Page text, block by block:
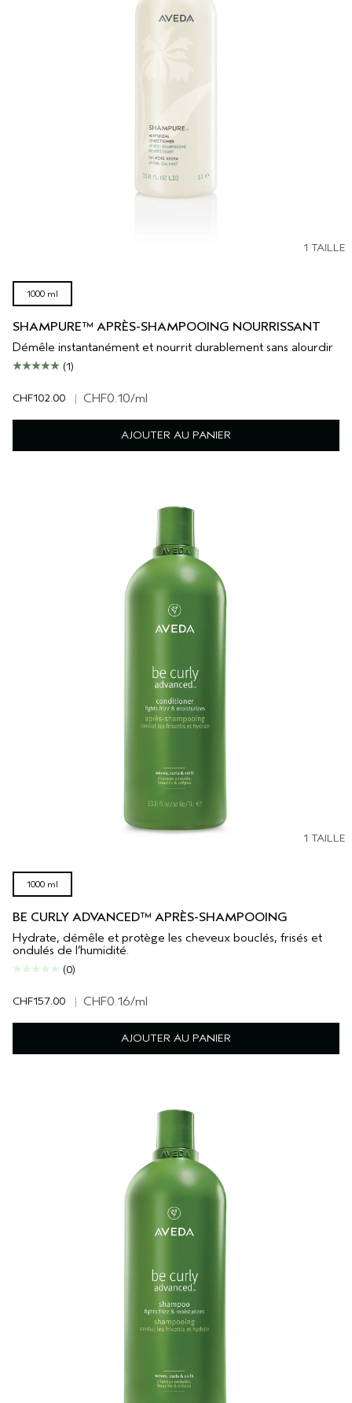
1 TAILLE
1000 ml
SHAMPURE™ APRÈS-SHAMPOOING NOURRISSANT
Démêle instantanément et nourrit durablement sans alourdir
(1)
CHF102.00 | CHF0.10/ml
AJOUTER AU PANIER
1 TAILLE
1000 ml
BE CURLY ADVANCED™ APRÈS-SHAMPOOING
Hydrate, démêle et protège les cheveux bouclés, frisés et
ondulés de l’humidité.
(0)
CHF157.00 | CHF0.16/ml
AJOUTER AU PANIER